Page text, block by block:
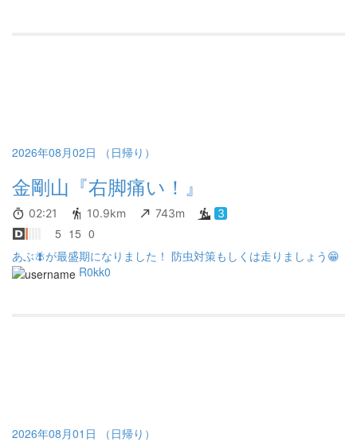
2026年08月02日 （日帰り）
金剛山『右脚痛い！』
02:21 10.9km 743m 3
5 15 0
あぶ🪰が最盛期になりました！ 防虫対策もしくは走りましょう😁
R0kk0
2026年08月01日 （日帰り）